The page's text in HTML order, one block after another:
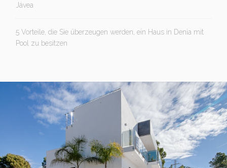
Jávea
5 Vorteile, die Sie überzeugen werden, ein Haus in Denia mit
Pool zu besitzen